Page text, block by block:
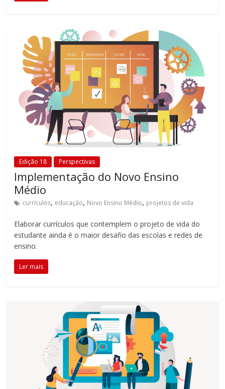
Edição 18 Perspectivas
Implementação do Novo Ensino
Médio
currículos, educação, Novo Ensino Médio, projetos de vida
Elaborar currículos que contemplem o projeto de vida do
estudante ainda é o maior desafio das escolas e redes de
ensino.
Ler mais